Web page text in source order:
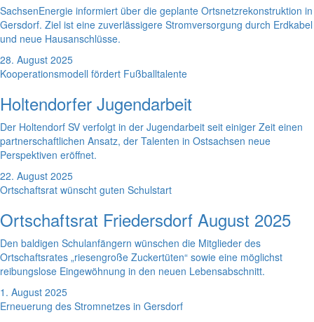
SachsenEnergie informiert über die geplante Ortsnetzrekonstruktion in
Gersdorf. Ziel ist eine zuverlässigere Stromversorgung durch Erdkabel
und neue Hausanschlüsse.
28. August 2025
Kooperationsmodell fördert Fußballtalente
Holtendorfer Jugendarbeit
Der Holtendorf SV verfolgt in der Jugendarbeit seit einiger Zeit einen
partnerschaftlichen Ansatz, der Talenten in Ostsachsen neue
Perspektiven eröffnet.
22. August 2025
Ortschaftsrat wünscht guten Schulstart
Ortschaftsrat Friedersdorf August 2025
Den baldigen Schulanfängern wünschen die Mitglieder des
Ortschaftsrates „riesengroße Zuckertüten“ sowie eine möglichst
reibungslose Eingewöhnung in den neuen Lebensabschnitt.
1. August 2025
Erneuerung des Stromnetzes in Gersdorf